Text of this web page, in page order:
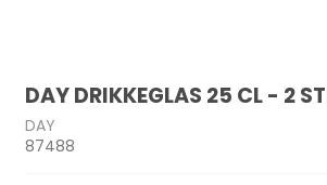
DAY DRIKKEGLAS 25 CL - 2
DAY
87488